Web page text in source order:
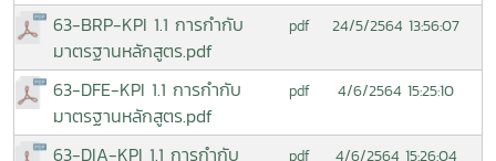
63-BRP-KPI 1.1 การกำกับ
มาตรฐานหลักสูตร.pdf
pdf 24/5/2564 13:56:07
63-DFE-KPI 1.1 การกำกับ
มาตรฐานหลักสูตร.pdf
pdf 4/6/2564 15:25:10
63-DIA-KPI 1.1 การกำกับ
pdf 4/6/2564 15:26:04